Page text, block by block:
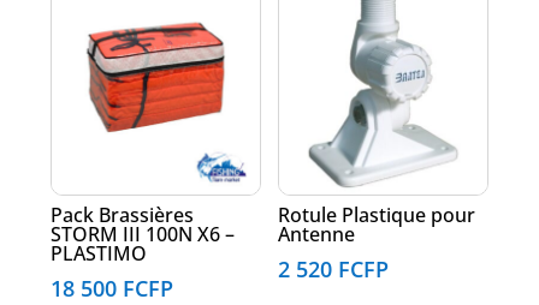
Pack Brassières
STORM III 100N X6 –
PLASTIMO
18 500 FCFP
Rotule Plastique pour
Antenne
2 520 FCFP